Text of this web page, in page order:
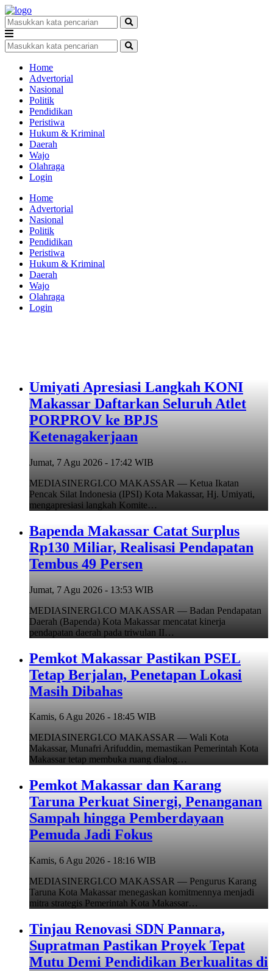
Home
Advertorial
Nasional
Politik
Pendidikan
Peristiwa
Hukum & Kriminal
Daerah
Wajo
Olahraga
Login
Home
Advertorial
Nasional
Politik
Pendidikan
Peristiwa
Hukum & Kriminal
Daerah
Wajo
Olahraga
Login
Umiyati Apresiasi Langkah KONI
Makassar Daftarkan Seluruh Atlet
PORPROV ke BPJS
Ketenagakerjaan
Jumat, 7 Agu 2026 - 17:42 WIB
MEDIASINERGI.CO MAKASSAR — Ketua Ikatan
Pencak Silat Indonesia (IPSI) Kota Makassar, Hj. Umiyati,
mengapresiasi langkah Komite…
Bapenda Makassar Catat Surplus
Rp130 Miliar, Realisasi Pendapatan
Tembus 49 Persen
Jumat, 7 Agu 2026 - 13:53 WIB
MEDIASINERGI.CO MAKASSAR — Badan Pendapatan
Daerah (Bapenda) Kota Makassar mencatat kinerja
pendapatan daerah pada triwulan II…
Pemkot Makassar Pastikan PSEL
Tetap Berjalan, Penetapan Lokasi
Masih Dibahas
Kamis, 6 Agu 2026 - 18:45 WIB
MEDIASINERGI.CO MAKASSAR — Wali Kota
Makassar, Munafri Arifuddin, memastikan Pemerintah Kota
Makassar tetap membuka ruang dialog…
Pemkot Makassar dan Karang
Taruna Perkuat Sinergi, Penanganan
Sampah hingga Pemberdayaan
Pemuda Jadi Fokus
Kamis, 6 Agu 2026 - 18:16 WIB
MEDIASINERGI.CO MAKASSAR — Pengurus Karang
Taruna Kota Makassar menegaskan komitmennya menjadi
mitra strategis Pemerintah Kota Makassar…
Tinjau Renovasi SDN Pannara,
Supratman Pastikan Proyek Tepat
Mutu Demi Pendidikan Berkualitas di